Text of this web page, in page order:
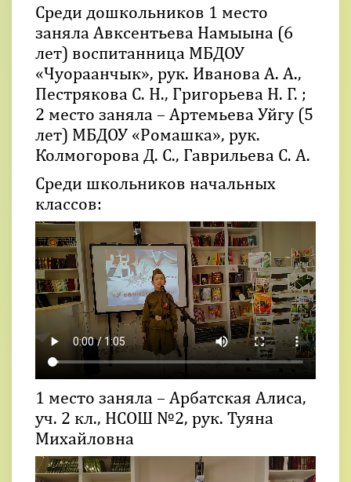
Среди дошкольников 1 место
заняла Авксентьева Намыына (6
лет) воспитанница МБДОУ
«Чуораанчык», рук. Иванова А. А.,
Пестрякова С. Н., Григорьева Н. Г. ;
2 место заняла – Артемьева Уйгу (5
лет) МБДОУ «Ромашка», рук.
Колмогорова Д. С., Гаврильева С. А.
Среди школьников начальных
классов:
1 место заняла – Арбатская Алиса,
уч. 2 кл., НСОШ №2, рук. Туяна
Михайловна